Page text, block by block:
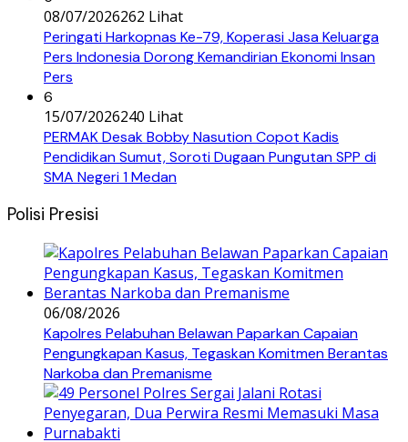
08/07/2026262 Lihat
Peringati Harkopnas Ke-79, Koperasi Jasa Keluarga
Pers Indonesia Dorong Kemandirian Ekonomi Insan
Pers
6
15/07/2026240 Lihat
PERMAK Desak Bobby Nasution Copot Kadis
Pendidikan Sumut, Soroti Dugaan Pungutan SPP di
SMA Negeri 1 Medan
Polisi Presisi
06/08/2026
Kapolres Pelabuhan Belawan Paparkan Capaian
Pengungkapan Kasus, Tegaskan Komitmen Berantas
Narkoba dan Premanisme